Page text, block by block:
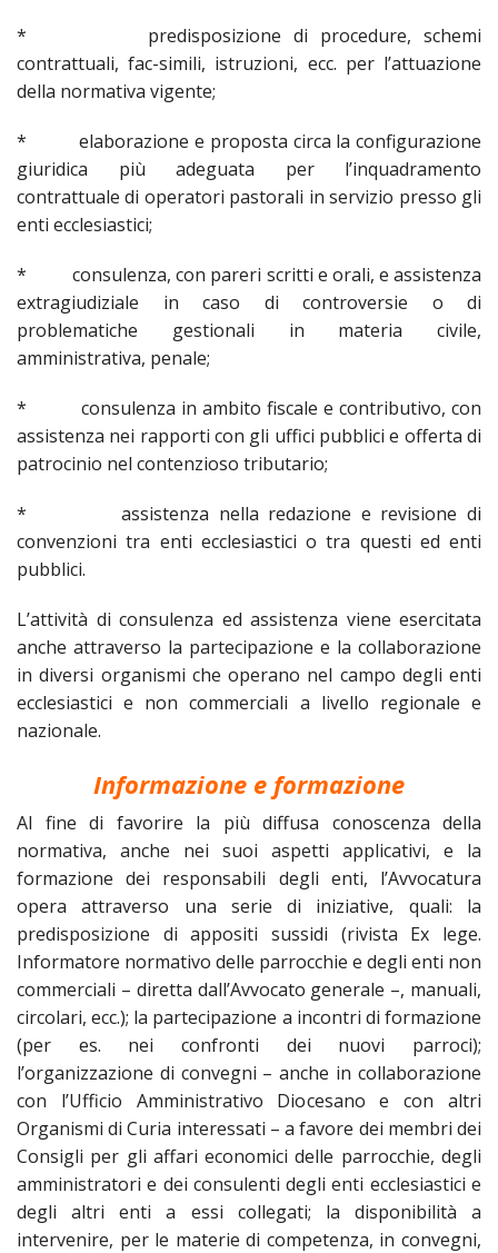
* predisposizione di procedure, schemi
contrattuali, fac-simili, istruzioni, ecc. per l’attuazione
della normativa vigente;
* elaborazione e proposta circa la configurazione
giuridica più adeguata per l’inquadramento
contrattuale di operatori pastorali in servizio presso gli
enti ecclesiastici;
* consulenza, con pareri scritti e orali, e assistenza
extragiudiziale in caso di controversie o di
problematiche gestionali in materia civile,
amministrativa, penale;
* consulenza in ambito fiscale e contributivo, con
assistenza nei rapporti con gli uffici pubblici e offerta di
patrocinio nel contenzioso tributario;
* assistenza nella redazione e revisione di
convenzioni tra enti ecclesiastici o tra questi ed enti
pubblici.
L’attività di consulenza ed assistenza viene esercitata
anche attraverso la partecipazione e la collaborazione
in diversi organismi che operano nel campo degli enti
ecclesiastici e non commerciali a livello regionale e
nazionale.
Informazione e formazione
Al fine di favorire la più diffusa conoscenza della
normativa, anche nei suoi aspetti applicativi, e la
formazione dei responsabili degli enti, l’Avvocatura
opera attraverso una serie di iniziative, quali: la
predisposizione di appositi sussidi (rivista Ex lege.
Informatore normativo delle parrocchie e degli enti non
commerciali – diretta dall’Avvocato generale –, manuali,
circolari, ecc.); la partecipazione a incontri di formazione
(per es. nei confronti dei nuovi parroci);
l’organizzazione di convegni – anche in collaborazione
con l’Ufficio Amministrativo Diocesano e con altri
Organismi di Curia interessati – a favore dei membri dei
Consigli per gli affari economici delle parrocchie, degli
amministratori e dei consulenti degli enti ecclesiastici e
degli altri enti a essi collegati; la disponibilità a
intervenire, per le materie di competenza, in convegni,